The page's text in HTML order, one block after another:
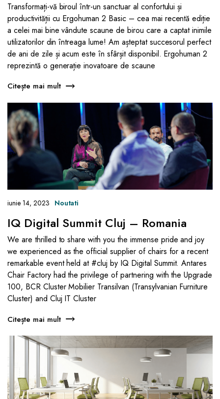
Transformați-vă biroul într-un sanctuar al confortului și
productivității cu Ergohuman 2 Basic – cea mai recentă ediție
a celei mai bine vândute scaune de birou care a captat inimile
utilizatorilor din întreaga lume! Am așteptat succesorul perfect
de ani de zile și acum este în sfârșit disponibil. Ergohuman 2
reprezintă o generație inovatoare de scaune
Citește mai mult
iunie 14, 2023 Noutati
IQ Digital Summit Cluj – Romania
We are thrilled to share with you the immense pride and joy
we experienced as the official supplier of chairs for a recent
remarkable event held at #cluj by IQ Digital Summit. Antares
Chair Factory had the privilege of partnering with the Upgrade
100, BCR Cluster Mobilier Transilvan (Transylvanian Furniture
Cluster) and Cluj IT Cluster
Citește mai mult